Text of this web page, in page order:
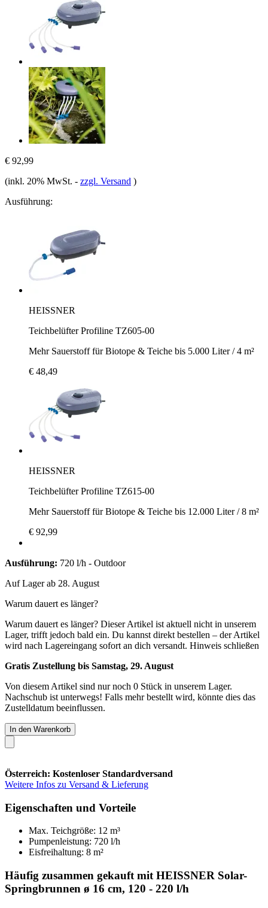
€ 92,99
(inkl. 20% MwSt. - zzgl. Versand )
Ausführung:
HEISSNER
Teichbelüfter Profiline TZ605-00
Mehr Sauerstoff für Biotope & Teiche bis 5.000 Liter / 4 m²
€ 48,49
HEISSNER
Teichbelüfter Profiline TZ615-00
Mehr Sauerstoff für Biotope & Teiche bis 12.000 Liter / 8 m²
€ 92,99
Ausführung: 720 l/h - Outdoor
Auf Lager ab 28. August
Warum dauert es länger?
Warum dauert es länger? Dieser Artikel ist aktuell nicht in unserem
Lager, trifft jedoch bald ein. Du kannst direkt bestellen – der Artikel
wird nach Lagereingang sofort an dich versandt. Hinweis schließen
Gratis Zustellung bis Samstag, 29. August
Von diesem Artikel sind nur noch 0 Stück in unserem Lager.
Nachschub ist unterwegs! Falls mehr bestellt wird, könnte dies das
Zustelldatum beeinflussen.
In den Warenkorb
Österreich: Kostenloser Standardversand
Weitere Infos zu Versand & Lieferung
Eigenschaften und Vorteile
Max. Teichgröße: 12 m³
Pumpenleistung: 720 l/h
Eisfreihaltung: 8 m²
Häufig zusammen gekauft mit HEISSNER Solar-
Springbrunnen ø 16 cm, 120 - 220 l/h